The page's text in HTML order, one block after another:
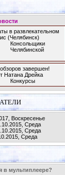
в развлекательном
(Челябинск)
Консольщики
Челябинской
завершен!
Натана Дрейка
Конкурсы
Воскресенье
Среда
Среда
Среда
в мультиплеере?